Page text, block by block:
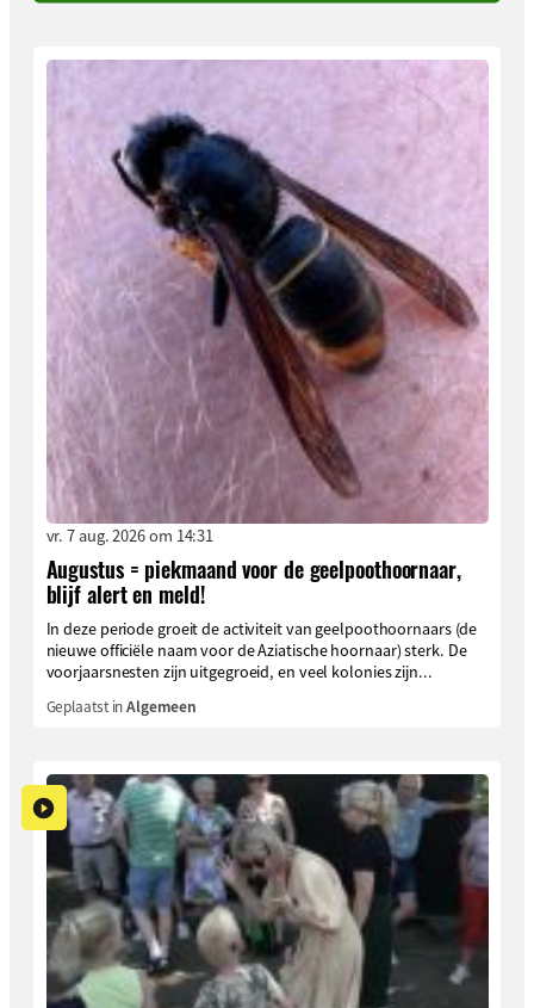
vr. 7 aug. 2026 om 14:31
Augustus = piekmaand voor de geelpoothoornaar,
blijf alert en meld!
In deze periode groeit de activiteit van geelpoothoornaars (de
nieuwe officiële naam voor de Aziatische hoornaar) sterk. De
voorjaarsnesten zijn uitgegroeid, en veel kolonies zijn...
Geplaatst inAlgemeen